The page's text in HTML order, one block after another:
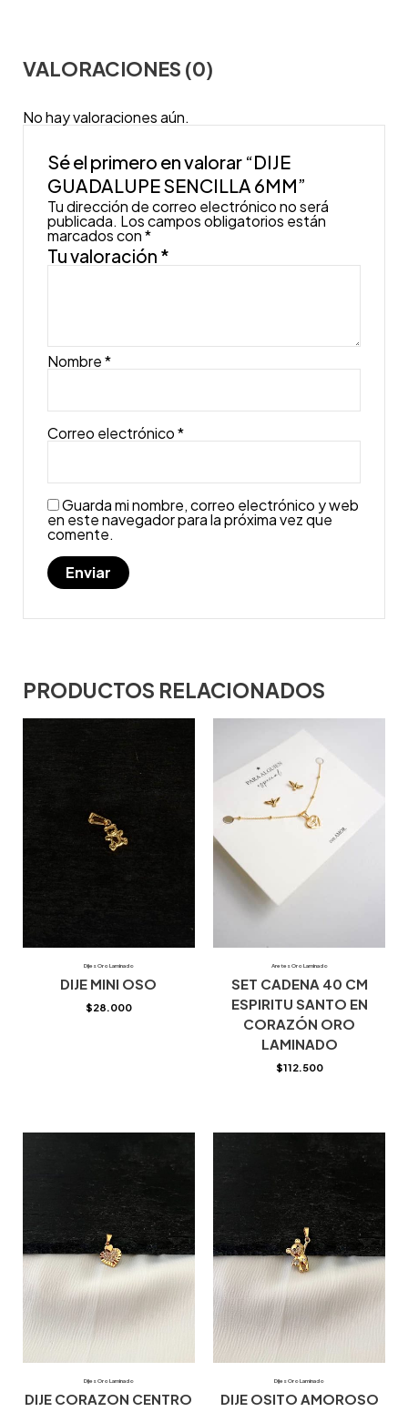
VALORACIONES (0)
No hay valoraciones aún.
Sé el primero en valorar “DIJE
GUADALUPE SENCILLA 6MM”
Tu dirección de correo electrónico no será
publicada. Los campos obligatorios están
marcados con*
Tu valoración *
Nombre*
Correo electrónico*
Guarda mi nombre, correo electrónico y web
en este navegador para la próxima vez que
comente.
PRODUCTOS RELACIONADOS
Dijes Oro Laminado
DIJE MINI OSO
$28.000
Aretes Oro Laminado
SET CADENA 40 CM
ESPIRITU SANTO EN
CORAZÓN ORO
LAMINADO
$112.500
Dijes Oro Laminado
DIJE CORAZON CENTRO
Dijes Oro Laminado
DIJE OSITO AMOROSO